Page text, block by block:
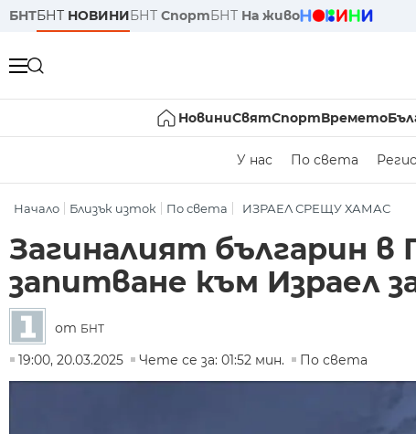
БНТБНТ НОВИНИБНТ СпортБНТ На живо
НовиниСвятСпортВремето
У нас По света
Начало Близък изток По света ИЗРАЕЛ СРЕЩУ ХАМАС
Загиналият българин в
запитване към Израел
от БНТ
19:00, 20.03.2025
Чете се за: 01:52 мин. По света